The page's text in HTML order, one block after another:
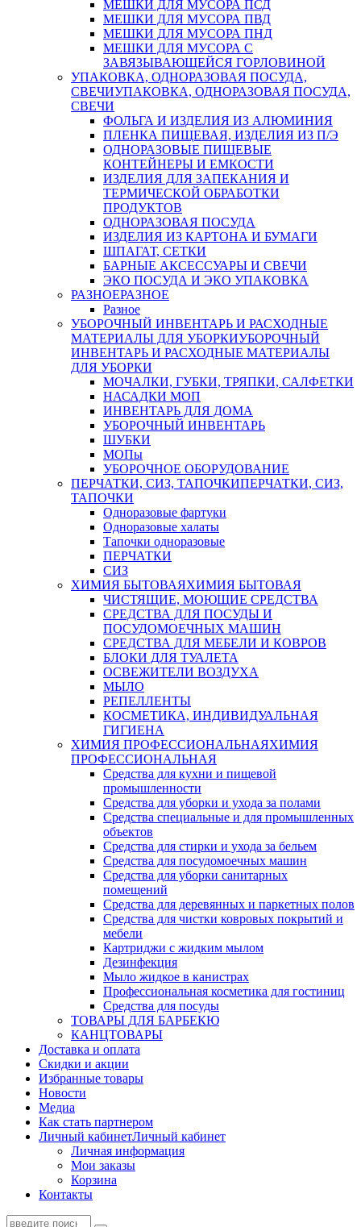
МЕШКИ ДЛЯ МУСОРА ПСД
МЕШКИ ДЛЯ МУСОРА ПВД
МЕШКИ ДЛЯ МУСОРА ПНД
МЕШКИ ДЛЯ МУСОРА С
ЗАВЯЗЫВАЮЩЕЙСЯ ГОРЛОВИНОЙ
УПАКОВКА, ОДНОРАЗОВАЯ ПОСУДА,
СВЕЧИУПАКОВКА, ОДНОРАЗОВАЯ ПОСУДА,
СВЕЧИ
ФОЛЬГА И ИЗДЕЛИЯ ИЗ АЛЮМИНИЯ
ПЛЕНКА ПИЩЕВАЯ, ИЗДЕЛИЯ ИЗ П/Э
ОДНОРАЗОВЫЕ ПИЩЕВЫЕ
КОНТЕЙНЕРЫ И ЕМКОСТИ
ИЗДЕЛИЯ ДЛЯ ЗАПЕКАНИЯ И
ТЕРМИЧЕСКОЙ ОБРАБОТКИ
ПРОДУКТОВ
ОДНОРАЗОВАЯ ПОСУДА
ИЗДЕЛИЯ ИЗ КАРТОНА И БУМАГИ
ШПАГАТ, СЕТКИ
БАРНЫЕ АКСЕССУАРЫ И СВЕЧИ
ЭКО ПОСУДА И ЭКО УПАКОВКА
РАЗНОЕРАЗНОЕ
Разное
УБОРОЧНЫЙ ИНВЕНТАРЬ И РАСХОДНЫЕ
МАТЕРИАЛЫ ДЛЯ УБОРКИУБОРОЧНЫЙ
ИНВЕНТАРЬ И РАСХОДНЫЕ МАТЕРИАЛЫ
ДЛЯ УБОРКИ
МОЧАЛКИ, ГУБКИ, ТРЯПКИ, САЛФЕТКИ
НАСАДКИ МОП
ИНВЕНТАРЬ ДЛЯ ДОМА
УБОРОЧНЫЙ ИНВЕНТАРЬ
ШУБКИ
МОПы
УБОРОЧНОЕ ОБОРУДОВАНИЕ
ПЕРЧАТКИ, СИЗ, ТАПОЧКИПЕРЧАТКИ, СИЗ,
ТАПОЧКИ
Одноразовые фартуки
Одноразовые халаты
Тапочки одноразовые
ПЕРЧАТКИ
СИЗ
ХИМИЯ БЫТОВАЯХИМИЯ БЫТОВАЯ
ЧИСТЯЩИЕ, МОЮЩИЕ СРЕДСТВА
СРЕДСТВА ДЛЯ ПОСУДЫ И
ПОСУДОМОЕЧНЫХ МАШИН
СРЕДСТВА ДЛЯ МЕБЕЛИ И КОВРОВ
БЛОКИ ДЛЯ ТУАЛЕТА
ОСВЕЖИТЕЛИ ВОЗДУХА
МЫЛО
РЕПЕЛЛЕНТЫ
КОСМЕТИКА, ИНДИВИДУАЛЬНАЯ
ГИГИЕНА
ХИМИЯ ПРОФЕССИОНАЛЬНАЯХИМИЯ
ПРОФЕССИОНАЛЬНАЯ
Средства для кухни и пищевой
промышленности
Средства для уборки и ухода за полами
Средства специальные и для промышленных
объектов
Средства для стирки и ухода за бельем
Средства для посудомоечных машин
Средства для уборки санитарных
помещений
Средства для деревянных и паркетных полов
Средства для чистки ковровых покрытий и
мебели
Картриджи с жидким мылом
Дезинфекция
Мыло жидкое в канистрах
Профессиональная косметика для гостиниц
Средства для посуды
ТОВАРЫ ДЛЯ БАРБЕКЮ
КАНЦТОВАРЫ
Доставка и оплата
Скидки и акции
Избранные товары
Новости
Медиа
Как стать партнером
Личный кабинетЛичный кабинет
Личная информация
Мои заказы
Корзина
Контакты